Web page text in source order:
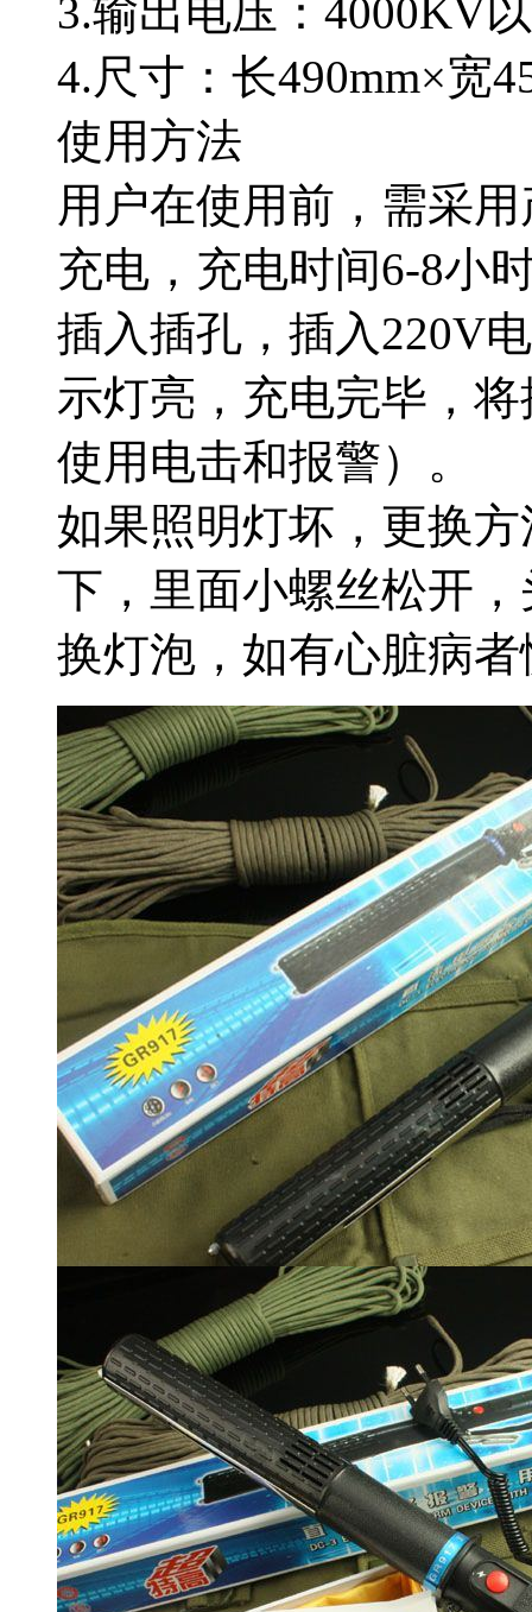
3.输出电压：4000KV
4.尺寸：长490mm×宽
使用方法
用户在使用前，需采
充电，充电时间6-8小
插入插孔，插入220V
示灯亮，充电完毕，
使用电击和报警）。
如果照明灯坏，更换
下，里面小螺丝松开
换灯泡，如有心脏病